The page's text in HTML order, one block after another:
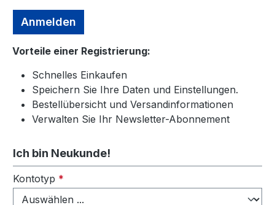
Anmelden
Vorteile einer Registrierung:
Schnelles Einkaufen
Speichern Sie Ihre Daten und Einstellungen.
Bestellübersicht und Versandinformationen
Verwalten Sie Ihr Newsletter-Abonnement
Ich bin Neukunde!
Persönliche Informationen
Kontotyp *